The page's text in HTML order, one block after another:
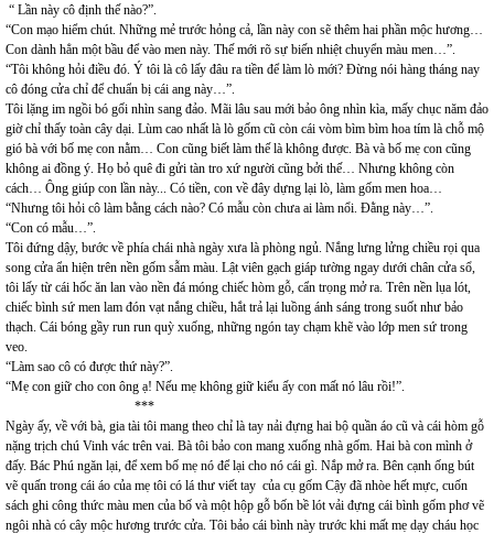
“ Lần này cô định thế nào?”.
“Con mạo hiểm chút. Những mẻ trước hỏng cả, lần này con sẽ thêm hai phần mộc hương…
Con dành hẳn một bầu để vào men này. Thế mới rõ sự biến nhiệt chuyển màu men…”.
“Tôi không hỏi điều đó. Ý tôi là cô lấy đâu ra tiền để làm lò mới? Đừng nói hàng tháng nay
cô đóng cửa chỉ để chuẩn bị cái ang này…”.
Tôi lặng im ngồi bó gối nhìn sang đảo. Mãi lâu sau mới bảo ông nhìn kìa, mấy chục năm đảo
giờ chỉ thấy toàn cây dại. Lùm cao nhất là lò gốm cũ còn cái vòm bìm bìm hoa tím là chỗ mộ
gió bà với bố mẹ con nằm… Con cũng biết làm thế là không được. Bà và bố mẹ con cũng
không ai đồng ý. Họ bỏ quê đi gửi tàn tro xứ người cũng bởi thế… Nhưng không còn
cách… Ông giúp con lần này... Có tiền, con về đây dựng lại lò, làm gốm men hoa…
“Nhưng tôi hỏi cô làm bằng cách nào? Có mẫu còn chưa ai làm nổi. Đằng này…”.
“Con có mẫu…”.
Tôi đứng dậy, bước về phía chái nhà ngày xưa là phòng ngủ. Nắng lưng lửng chiều rọi qua
song cửa ẩn hiện trên nền gốm sẫm màu. Lật viên gạch giáp tường ngay dưới chân cửa sổ,
tôi lấy từ cái hốc ăn lan vào nền đá móng chiếc hòm gỗ, cẩn trọng mở ra. Trên nền lụa lót,
chiếc bình sứ men lam đón vạt nắng chiều, hắt trả lại luồng ánh sáng trong suốt như bảo
thạch. Cái bóng gầy run run quỳ xuống, những ngón tay chạm khẽ vào lớp men sứ trong
veo.
“Làm sao cô có được thứ này?”.
“Mẹ con giữ cho con ông ạ! Nếu mẹ không giữ kiểu ấy con mất nó lâu rồi!”.
***
Ngày ấy, về với bà, gia tài tôi mang theo chỉ là tay nải đựng hai bộ quần áo cũ và cái hòm gỗ
nặng trịch chú Vinh vác trên vai. Bà tôi bảo con mang xuống nhà gốm. Hai bà con mình ở
đấy. Bác Phú ngăn lại, để xem bố mẹ nó để lại cho nó cái gì. Nắp mở ra. Bên cạnh ống bút
vẽ quấn trong cái áo của mẹ tôi có lá thư viết tay của cụ gốm Cậy đã nhòe hết mực, cuốn
sách ghi công thức màu men của bố và một hộp gỗ bốn bề lót vải đựng cái bình gốm phơ vẽ
ngôi nhà có cây mộc hương trước cửa. Tôi bảo cái bình này trước khi mất mẹ dạy cháu học